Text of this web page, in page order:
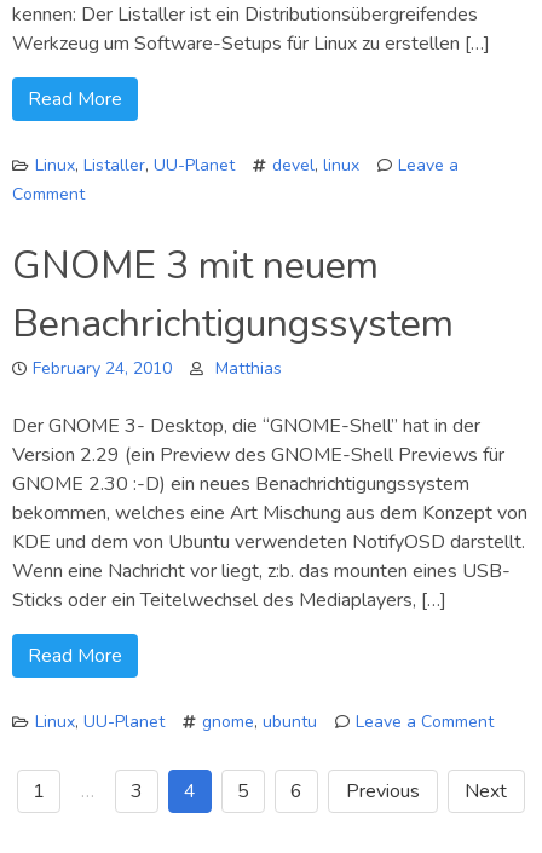
kennen: Der Listaller ist ein Distributionsübergreifendes
Werkzeug um Software-Setups für Linux zu erstellen […]
Read More
Linux, Listaller, UU-Planet devel, linux
Leave a
Comment
0.4
Ein
Schritt
weiter…
GNOME 3 mit neuem
Benachrichtigungssystem
February 24, 2010 Matthias
Der GNOME 3- Desktop, die “GNOME-Shell” hat in der
Version 2.29 (ein Preview des GNOME-Shell Previews für
GNOME 2.30 :-D) ein neues Benachrichtigungssystem
bekommen, welches eine Art Mischung aus dem Konzept von
KDE und dem von Ubuntu verwendeten NotifyOSD darstellt.
Wenn eine Nachricht vor liegt, z:b. das mounten eines USB-
Sticks oder ein Teitelwechsel des Mediaplayers, […]
Read More
Linux, UU-Planet gnome, ubuntu
Leave a Comment
3
mit
1 … 3 4 5 6 Previous Next